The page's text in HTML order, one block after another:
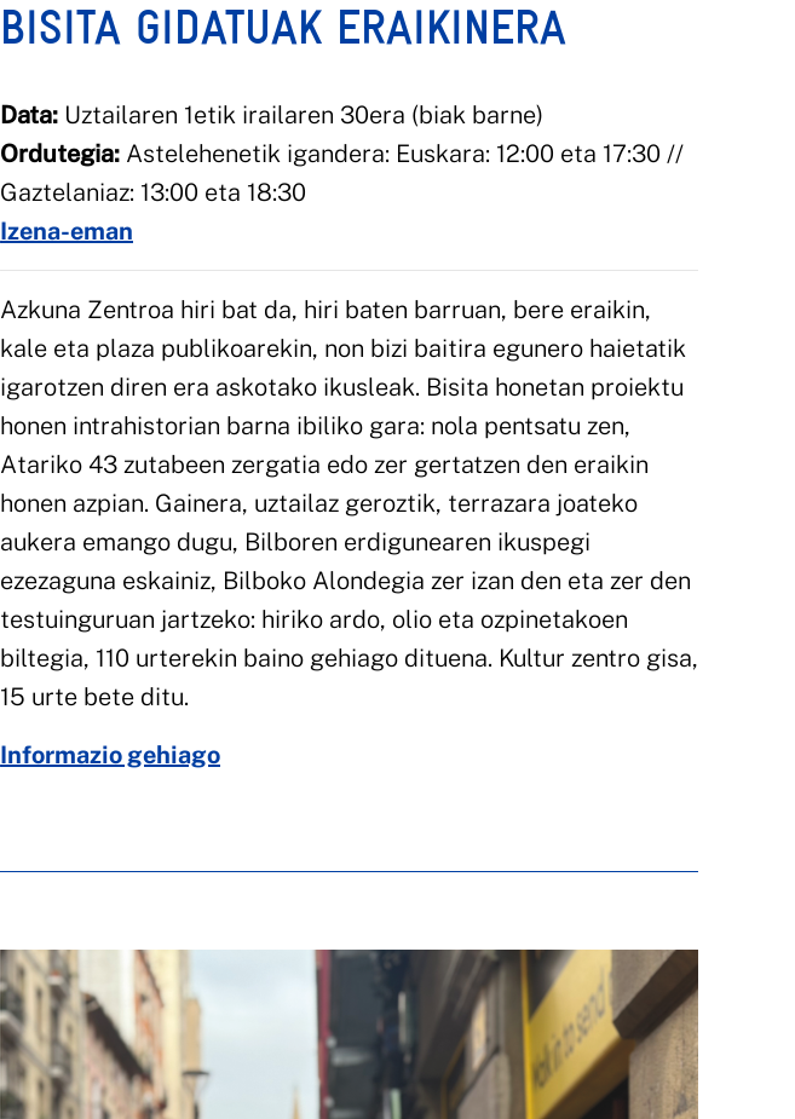
BISITA GIDATUAK ERAIKINERA
Data: Uztailaren 1etik irailaren 30era (biak barne)
Ordutegia: Astelehenetik igandera: Euskara: 12:00 eta 17:30 //
Gaztelaniaz: 13:00 eta 18:30
Izena-eman
Azkuna Zentroa hiri bat da, hiri baten barruan, bere eraikin,
kale eta plaza publikoarekin, non bizi baitira egunero haietatik
igarotzen diren era askotako ikusleak. Bisita honetan proiektu
honen intrahistorian barna ibiliko gara: nola pentsatu zen,
Atariko 43 zutabeen zergatia edo zer gertatzen den eraikin
honen azpian. Gainera, uztailaz geroztik, terrazara joateko
aukera emango dugu, Bilboren erdigunearen ikuspegi
ezezaguna eskainiz, Bilboko Alondegia zer izan den eta zer den
testuinguruan jartzeko: hiriko ardo, olio eta ozpinetakoen
biltegia, 110 urterekin baino gehiago dituena. Kultur zentro gisa,
15 urte bete ditu.
Informazio gehiago